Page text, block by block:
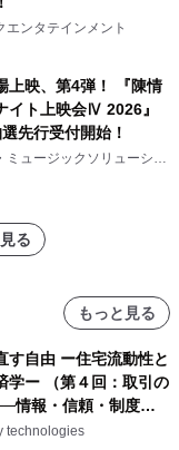
エンタテインメント
上映、第4弾！ 『陳情
イト上映会Ⅳ 2026』
先行受付開始！
ミュージックソリューショ
る
もっと見る
す自由 ー住宅流動性と
学ー （第４回：取引の
情報・信頼・制度を
組み替えるか）｜
technologies